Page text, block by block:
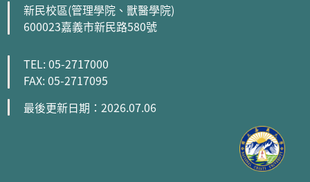
新民校區(管理學院、獸醫學院)
600023嘉義市新民路580號
TEL: 05-2717000
FAX: 05-2717095
最後更新日期：2026.07.06